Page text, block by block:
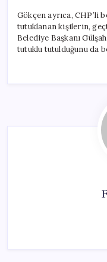
Gökçen ayrıca, CHP’li
tutuklanan kişilerin,
Belediye Başkanı
tutuklu tutulduğunu da